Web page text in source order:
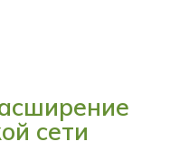
сети